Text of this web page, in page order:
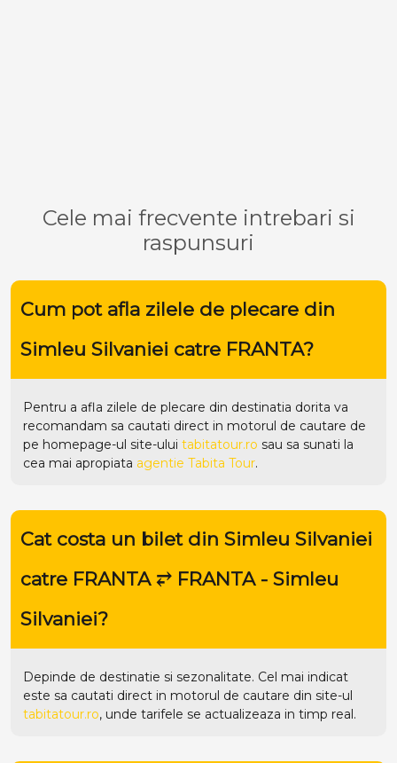
Cele mai frecvente intrebari si
raspunsuri
Cum pot afla zilele de plecare din
Simleu Silvaniei catre FRANTA?
Pentru a afla zilele de plecare din destinatia dorita va
recomandam sa cautati direct in motorul de cautare de
pe homepage-ul site-ului tabitatour.ro sau sa sunati la
cea mai apropiata agentie Tabita Tour.
Cat costa un bilet din Simleu Silvaniei
catre FRANTA ⥂ FRANTA - Simleu
Silvaniei?
Depinde de destinatie si sezonalitate. Cel mai indicat
este sa cautati direct in motorul de cautare din site-ul
tabitatour.ro, unde tarifele se actualizeaza in timp real.